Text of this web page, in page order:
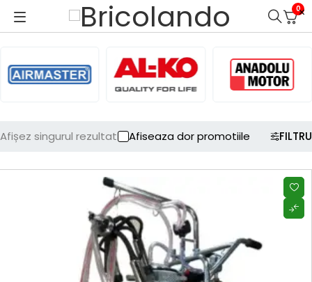
0
FILTRU
Afișez singurul rezultat Afiseaza dor promotiile